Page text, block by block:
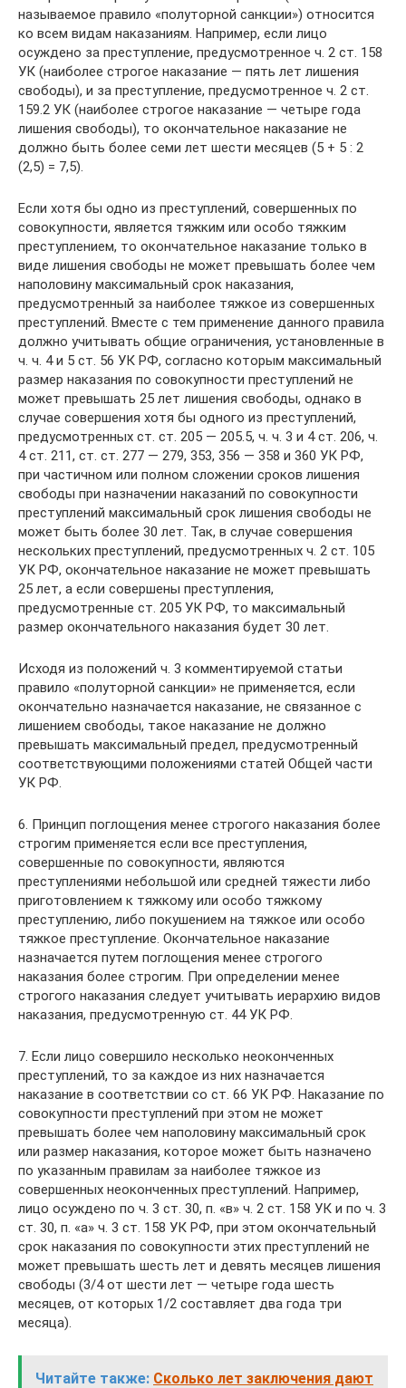
называемое правило «полуторной санкции») относится
ко всем видам наказаниям. Например, если лицо
осуждено за преступление, предусмотренное ч. 2 ст. 158
УК (наиболее строгое наказание — пять лет лишения
свободы), и за преступление, предусмотренное ч. 2 ст.
159.2 УК (наиболее строгое наказание — четыре года
лишения свободы), то окончательное наказание не
должно быть более семи лет шести месяцев (5 + 5 : 2
(2,5) = 7,5).
Если хотя бы одно из преступлений, совершенных по
совокупности, является тяжким или особо тяжким
преступлением, то окончательное наказание только в
виде лишения свободы не может превышать более чем
наполовину максимальный срок наказания,
предусмотренный за наиболее тяжкое из совершенных
преступлений. Вместе с тем применение данного правила
должно учитывать общие ограничения, установленные в
ч. ч. 4 и 5 ст. 56 УК РФ, согласно которым максимальный
размер наказания по совокупности преступлений не
может превышать 25 лет лишения свободы, однако в
случае совершения хотя бы одного из преступлений,
предусмотренных ст. ст. 205 — 205.5, ч. ч. 3 и 4 ст. 206, ч.
4 ст. 211, ст. ст. 277 — 279, 353, 356 — 358 и 360 УК РФ,
при частичном или полном сложении сроков лишения
свободы при назначении наказаний по совокупности
преступлений максимальный срок лишения свободы не
может быть более 30 лет. Так, в случае совершения
нескольких преступлений, предусмотренных ч. 2 ст. 105
УК РФ, окончательное наказание не может превышать
25 лет, а если совершены преступления,
предусмотренные ст. 205 УК РФ, то максимальный
размер окончательного наказания будет 30 лет.
Исходя из положений ч. 3 комментируемой статьи
правило «полуторной санкции» не применяется, если
окончательно назначается наказание, не связанное с
лишением свободы, такое наказание не должно
превышать максимальный предел, предусмотренный
соответствующими положениями статей Общей части
УК РФ.
6. Принцип поглощения менее строгого наказания более
строгим применяется если все преступления,
совершенные по совокупности, являются
преступлениями небольшой или средней тяжести либо
приготовлением к тяжкому или особо тяжкому
преступлению, либо покушением на тяжкое или особо
тяжкое преступление. Окончательное наказание
назначается путем поглощения менее строгого
наказания более строгим. При определении менее
строгого наказания следует учитывать иерархию видов
наказания, предусмотренную ст. 44 УК РФ.
7. Если лицо совершило несколько неоконченных
преступлений, то за каждое из них назначается
наказание в соответствии со ст. 66 УК РФ. Наказание по
совокупности преступлений при этом не может
превышать более чем наполовину максимальный срок
или размер наказания, которое может быть назначено
по указанным правилам за наиболее тяжкое из
совершенных неоконченных преступлений. Например,
лицо осуждено по ч. 3 ст. 30, п. «в» ч. 2 ст. 158 УК и по ч. 3
ст. 30, п. «а» ч. 3 ст. 158 УК РФ, при этом окончательный
срок наказания по совокупности этих преступлений не
может превышать шесть лет и девять месяцев лишения
свободы (3/4 от шести лет — четыре года шесть
месяцев, от которых 1/2 составляет два года три
месяца).
Читайте также: Сколько лет заключения дают